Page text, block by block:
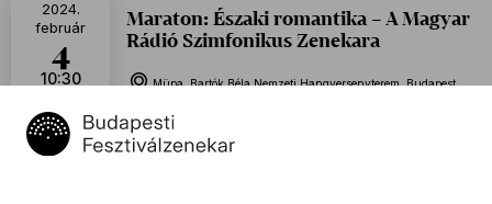
Maraton: Északi romantika – A Magyar
Rádió Szimfonikus Zenekara
Müpa, Bartók Béla Nemzeti Hangversenyterem, Budapest
2024.
február
4
10:30
Naptáramhoz adom